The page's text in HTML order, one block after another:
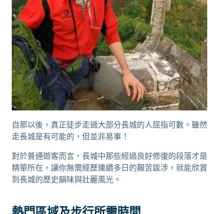
自那以後，真正徒步走過大部分長城的人屈指可數。雖然
走長城是有可能的，但並非易事！
對於普通遊客而言，長城中那些經過良好修復的段落才是
精華所在，讓你無需經歷連續多日的艱苦跋涉，就能欣賞
到長城的歷史韻味與壯麗風光。